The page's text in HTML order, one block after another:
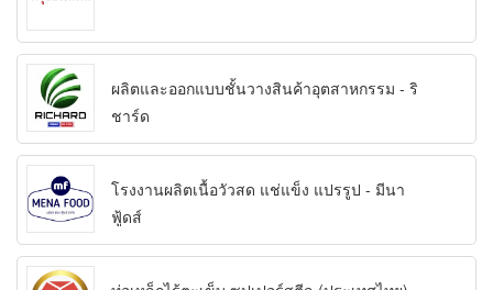
ผลิตและออกแบบชั้นวางสินค้าอุตสาหกรรม - ริ
ชาร์ด
โรงงานผลิตเนื้อวัวสด แช่แข็ง แปรรูป - มีนา
ฟู้ดส์